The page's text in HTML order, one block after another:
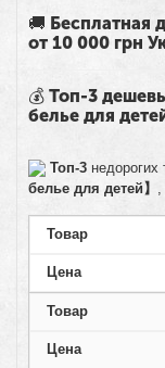
🚚 Бесплатная
от 10 000 грн
💰 Топ-3
белье для
Топ-3 недорогих
белье для детей】
Товар
Цена
Товар
Цена